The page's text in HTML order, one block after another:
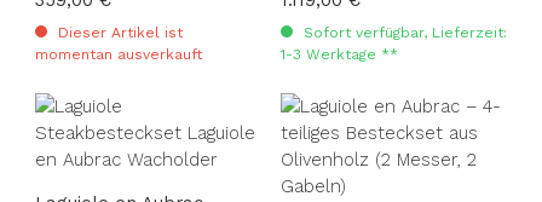
Dieser Artikel ist
momentan ausverkauft
Sofort verfügbar, Lieferzeit:
1-3 Werktage **